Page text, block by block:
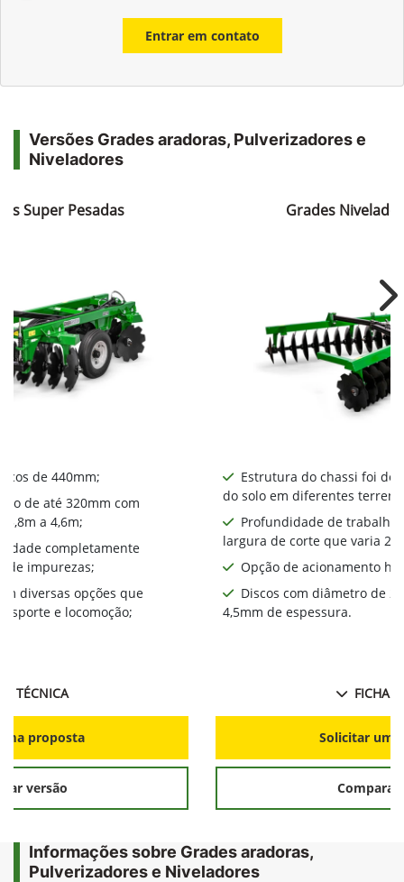
Entrar em contato
Versões Grades aradoras, Pulverizadores e
Niveladores
Super Pesadas
de 440mm​;
de até 320mm com
a 4,6m;
completamente
de impurezas;
diversas opções que
e locomoção;
TÉCNICA
proposta
versão
Grades
Estrutura do chassi foi
do solo em diferentes
Profundidade de trabalho
largura de corte que varia
Opção de acionamento
Discos com diâmetro de
4,5mm de espessura.
FICHA
Solicitar
Comparar
Informações sobre Grades aradoras,
Pulverizadores e Niveladores